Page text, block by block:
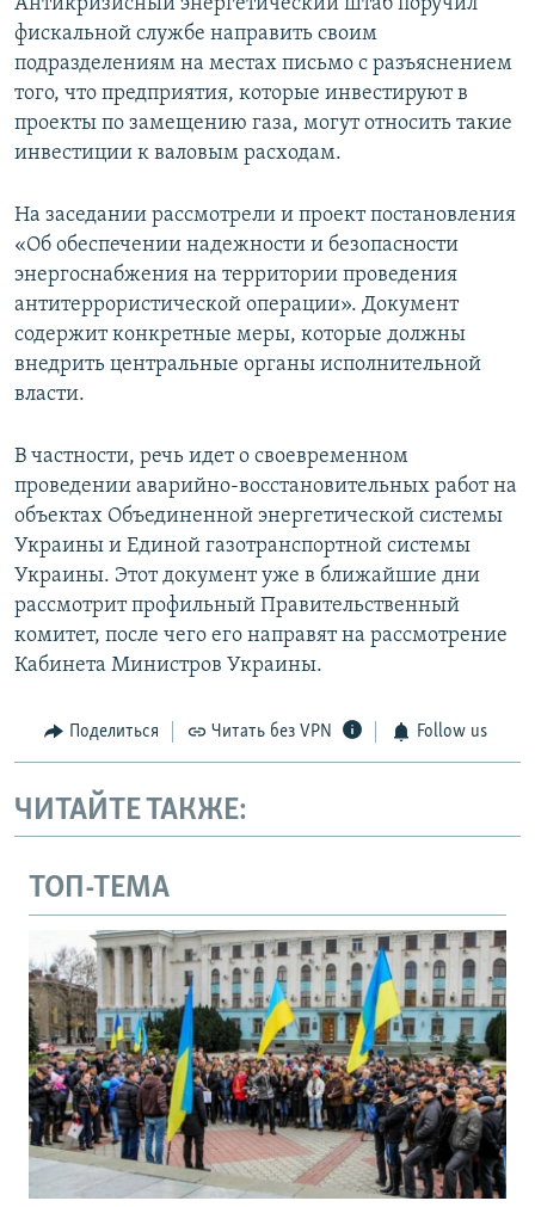
Антикризисный энергетический штаб поручил
фискальной службе направить своим
подразделениям на местах письмо с разъяснением
того, что предприятия, которые инвестируют в
проекты по замещению газа, могут относить такие
инвестиции к валовым расходам.
На заседании рассмотрели и проект постановления
«Об обеспечении надежности и безопасности
энергоснабжения на территории проведения
антитеррористической операции». Документ
содержит конкретные меры, которые должны
внедрить центральные органы исполнительной
власти.
В частности, речь идет о своевременном
проведении аварийно-восстановительных работ на
объектах Объединенной энергетической системы
Украины и Единой газотранспортной системы
Украины. Этот документ уже в ближайшие дни
рассмотрит профильный Правительственный
комитет, после чего его направят на рассмотрение
Кабинета Министров Украины.
Поделиться Читать без VPN Follow us
ЧИТАЙТЕ ТАКЖЕ:
ТОП-ТЕМА